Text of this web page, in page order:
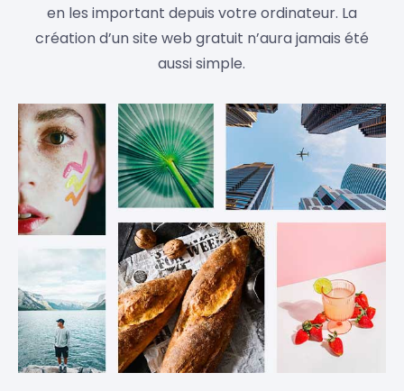
en les important depuis votre ordinateur. La
création d’un site web gratuit n’aura jamais été
aussi simple.